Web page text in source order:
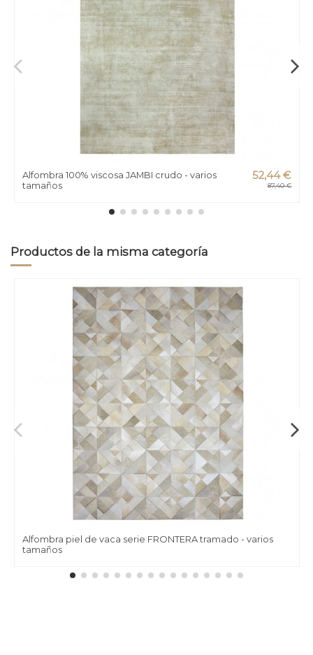
Alfombra 100% viscosa JAMBI crudo - varios
tamaños
52,44 €
87,40 €
Productos de la misma categoría
Alfombra piel de vaca serie FRONTERA tramado - varios
tamaños